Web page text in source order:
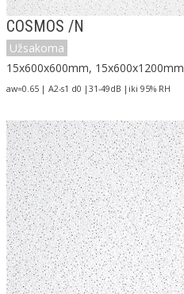
COSMOS /N
Užsakoma
15x600x600mm, 15x600x1200mm
aw=0.65 | A2-s1 d0 |31-49dB |iki 95% RH